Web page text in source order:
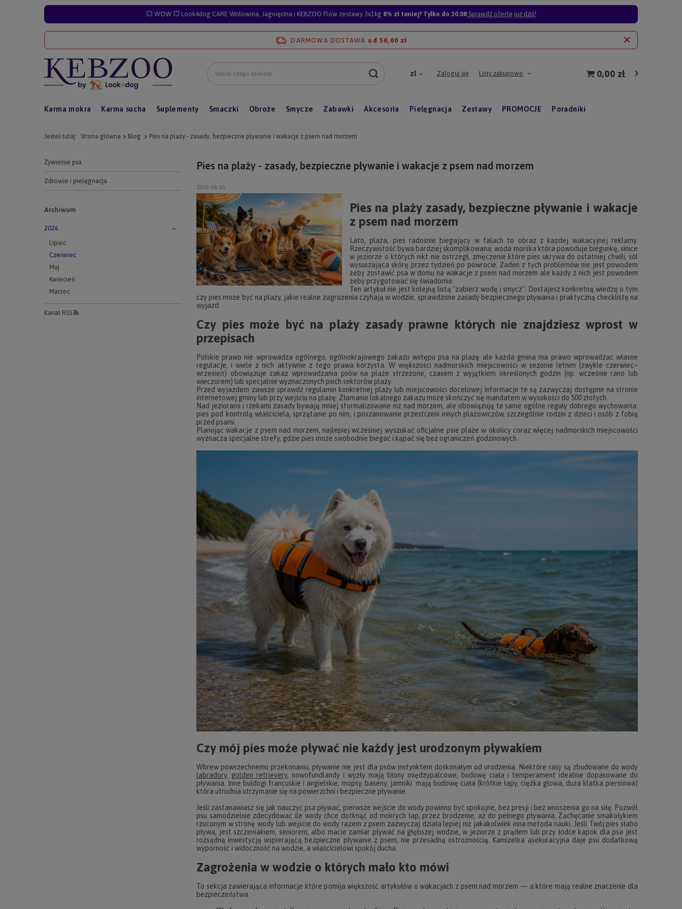
💥 WOW 💥 Look4dog CARE Wołowina, Jagnięcina i KEBZOO Flow zestawy 3x1kg 8% zł taniej! Tylko do 30.08Sprawdź ofertę już dziś!
DARMOWA DOSTAWA od 50,00 zł
zł Zaloguj się Listy zakupowe 0,00 zł
Karma mokra Karma sucha Suplementy Smaczki Obroże Smycze Zabawki Akcesoria Pielęgnacja Zestawy PROMOCJE Poradniki
Jesteś tutaj: Strona główna Blog Pies na plaży - zasady, bezpieczne pływanie i wakacje z psem nad morzem
Żywienie psa
Zdrowie i pielęgnacja
Archiwum
2026
Lipiec
Czerwiec
Maj
Kwiecień
Marzec
Kanał RSS
Pies na plaży - zasady, bezpieczne pływanie i wakacje z psem nad morzem
2026-06-30
Pies na plaży zasady, bezpieczne pływanie i wakacje
z psem nad morzem
Lato, plaża, pies radośnie biegający w falach to obraz z każdej wakacyjnej reklamy.
Rzeczywistość bywa bardziej skomplikowana: woda morska która powoduje biegunkę, sinice
w jeziorze o których nikt nie ostrzegł, zmęczenie które pies ukrywa do ostatniej chwili, sól
wysuszająca skórę przez tydzień po powrocie. Żaden z tych problemów nie jest powodem
żeby zostawić psa w domu na wakacje z psem nad morzem ale każdy z nich jest powodem
żeby przygotować się świadomie.
Ten artykuł nie jest kolejną listą "zabierz wodę i smycz". Dostajesz konkretną wiedzę o tym
czy pies może być na plaży, jakie realne zagrożenia czyhają w wodzie, sprawdzone zasady bezpiecznego pływania i praktyczną checklistę na
wyjazd.
Czy pies może być na plaży zasady prawne których nie znajdziesz wprost w
przepisach
Polskie prawo nie wprowadza ogólnego, ogólnokrajowego zakazu wstępu psa na plażę ale każda gmina ma prawo wprowadzać własne
regulacje, i wiele z nich aktywnie z tego prawa korzysta. W większości nadmorskich miejscowości w sezonie letnim (zwykle czerwiec–
wrzesień) obowiązuje zakaz wprowadzania psów na plaże strzeżone, czasem z wyjątkiem określonych godzin (np. wcześnie rano lub
wieczorem) lub specjalnie wyznaczonych psich sektorów plaży.
Przed wyjazdem zawsze sprawdź regulamin konkretnej plaży lub miejscowości docelowej informacje te są zazwyczaj dostępne na stronie
internetowej gminy lub przy wejściu na plażę. Złamanie lokalnego zakazu może skończyć się mandatem w wysokości do 500 złotych.
Nad jeziorami i rzekami zasady bywają mniej sformalizowane niż nad morzem, ale obowiązują te same ogólne reguły dobrego wychowania:
pies pod kontrolą właściciela, sprzątanie po nim, i poszanowanie przestrzeni innych plażowiczów, szczególnie rodzin z dzieci i osób z fobią
przed psami.
Planując wakacje z psem nad morzem, najlepiej wcześniej wyszukać oficjalne psie plaże w okolicy coraz więcej nadmorskich miejscowości
wyznacza specjalne strefy, gdzie pies może swobodnie biegać i kąpać się bez ograniczeń godzinowych.
Czy mój pies może pływać nie każdy jest urodzonym pływakiem
Wbrew powszechnemu przekonaniu, pływanie nie jest dla psów instynktem doskonałym od urodzenia. Niektóre rasy są zbudowane do wody
labradory, golden retrievery, nowofundlandy i wyżły mają błony międzypalcowe, budowę ciała i temperament idealnie dopasowane do
pływania. Inne buldogi francuskie i angielskie, mopsy, baseny, jamniki mają budowę ciała (krótkie łapy, ciężka głowa, duża klatka piersiowa)
która utrudnia utrzymanie się na powierzchni i bezpieczne pływanie.
Jeśli zastanawiasz się jak nauczyć psa pływać, pierwsze wejście do wody powinno być spokojne, bez presji i bez wnoszenia go na siłę. Pozwól
psu samodzielnie zdecydować ile wody chce dotknąć od mokrych łap, przez brodzenie, aż do pełnego pływania. Zachęcanie smakołykiem
rzuconym w stronę wody lub wejście do wody razem z psem zazwyczaj działa lepiej niż jakakolwiek inna metoda nauki. Jeśli Twój pies słabo
pływa, jest szczeniakiem, seniorem, albo macie zamiar pływać na głębszej wodzie, w jeziorze z prądem lub przy łódce kapok dla psa jest
rozsądną inwestycją wspierającą bezpieczne pływanie z psem, nie przesadną ostrożnością. Kamizelka asekuracyjna daje psu dodatkową
wyporność i widoczność na wodzie, a właścicielowi spokój ducha.
Zagrożenia w wodzie o których mało kto mówi
To sekcja zawierająca informacje które pomija większość artykułów o wakacjach z psem nad morzem — a które mają realne znaczenie dla
bezpieczeństwa.